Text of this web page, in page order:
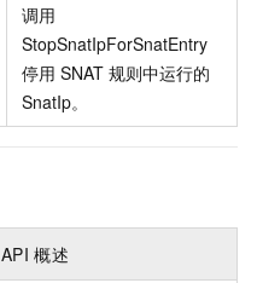
调用
StopSnatIpForSnatEntry
停用 SNAT 规则中运行的
SnatIp。
API 概述